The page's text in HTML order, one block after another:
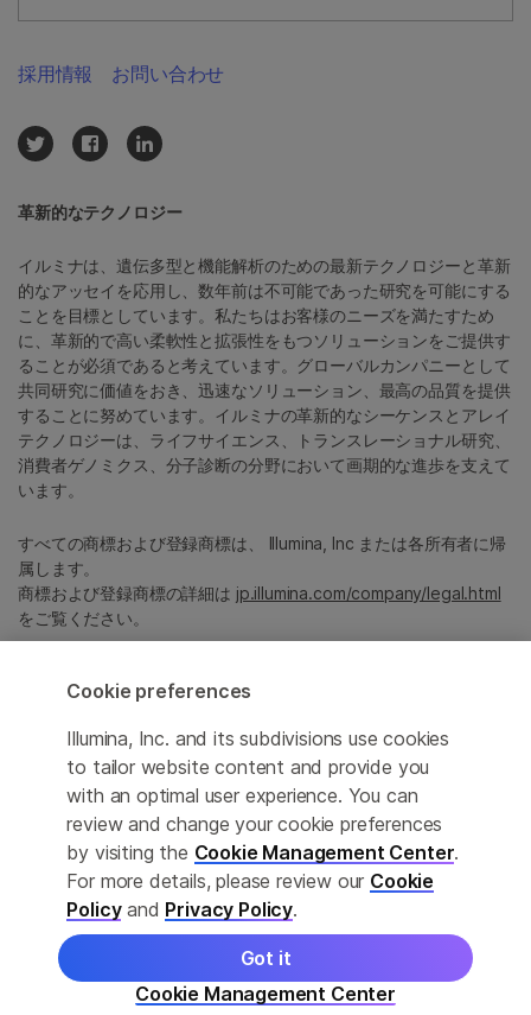
このページは機械翻訳を利用しております。なるべく正確な翻訳を
提供するために合理的な努力をしていますが、完全に正確な翻訳と
は限りませんので、あらかじめご了承ください。公式なコンテンツ
は英語版となります。
革新的なテクノロジー
イルミナは、遺伝多型と機能解析のための最新テクノロジーと革新
的なアッセイを応用し、数年前は不可能であった研究を可能にする
ことを目標としています。私たちはお客様のニーズを満たすため
に、革新的で高い柔軟性と拡張性をもつソリューションをご提供す
ることが必須であると考えています。グローバルカンパニーとして
共同研究に価値をおき、迅速なソリューション、最高の品質を提供
することに努めています。イルミナの革新的なシーケンスとアレイ
テクノロジーは、ライフサイエンス、トランスレーショナル研究、
消費者ゲノミクス、分子診断の分野において画期的な進歩を支えて
います。
すべての商標および登録商標は、 Illumina, Inc または各所有者に帰
属します。
商標および登録商標の詳細は jp.illumina.com/company/legal.html
をご覧ください。
Cookie Management Center
プライバシーポリシ
採用情報 お問い合わせ
© 2026 Illumina, Inc. All rights reserved.
Cookie preferences
Illumina, Inc. and its subdivisions use cookies
to tailor website content and provide you
with an optimal user experience. You can
review and change your cookie preferences
by visiting the Cookie Management Center.
For more details, please review our Cookie
Policyand Privacy Policy.
Cookie Management Center
Got it